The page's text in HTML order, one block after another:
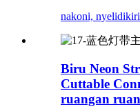
nakoni, nyelidiki
Biru Neon
Cuttable
ruangan